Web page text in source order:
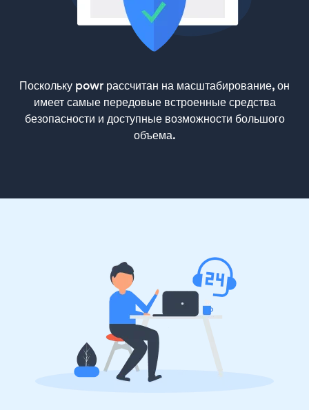
Поскольку powr рассчитан на масштабирование, он
имеет самые передовые встроенные средства
безопасности и доступные возможности большого
объема.